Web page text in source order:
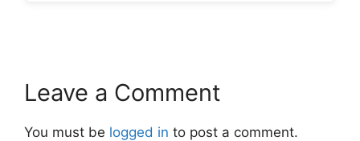
Leave a Comment
You must be logged in to post a comment.